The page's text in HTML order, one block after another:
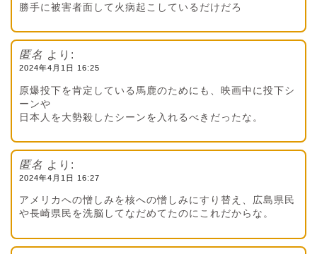
勝手に被害者面して火病起こしているだけだろ
匿名 より:
2024年4月1日 16:25
原爆投下を肯定している馬鹿のためにも、映画中に投下シ
ーンや
日本人を大勢殺したシーンを入れるべきだったな。
匿名 より:
2024年4月1日 16:27
アメリカへの憎しみを核への憎しみにすり替え、広島県民
や長崎県民を洗脳してなだめてたのにこれだからな。